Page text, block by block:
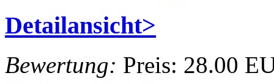
Detailansicht>
Bewertung: Preis: 28.00